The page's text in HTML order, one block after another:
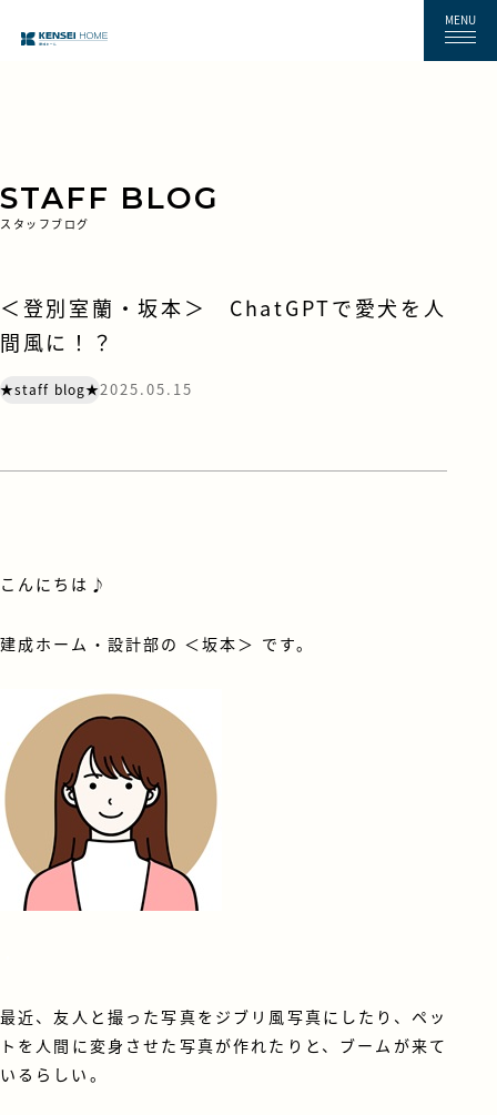
MENU
STAFF BLOG
スタッフブログ
＜登別室蘭・坂本＞ ChatGPTで愛犬を人
間風に！？
★staff blog★2025.05.15
こんにちは♪
建成ホーム・設計部の ＜坂本＞ です。
最近、友人と撮った写真をジブリ風写真にしたり、ペッ
トを人間に変身させた写真が作れたりと、ブームが来て
いるらしい。